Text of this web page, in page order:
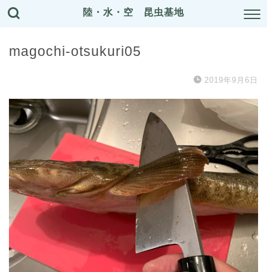
陸・水・空 昆虫基地
magochi-otsukuri05
2019年9月6日